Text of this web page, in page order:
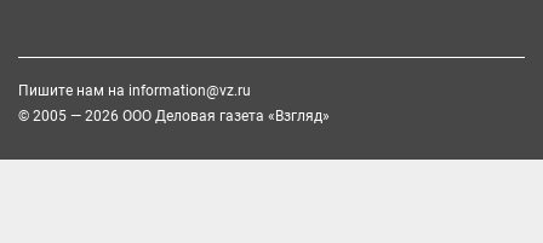
Пишите нам на information@vz.ru
© 2005 — 2026 ООО Деловая газета «Взгляд»